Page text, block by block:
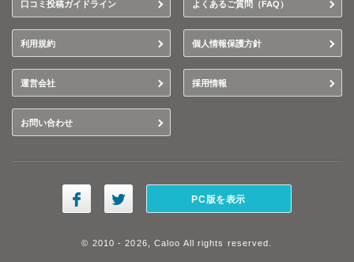
口コミ投稿ガイドライン よくあるご質問（FAQ）
利用規約 個人情報保護方針
運営会社 採用情報
お問い合わせ
PC版を表示
© 2010 - 2026, Caloo All rights reserved.